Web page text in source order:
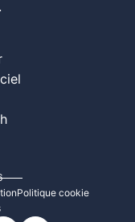
Politique cookie